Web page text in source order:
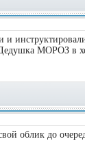
МОРОЗ в
облик до